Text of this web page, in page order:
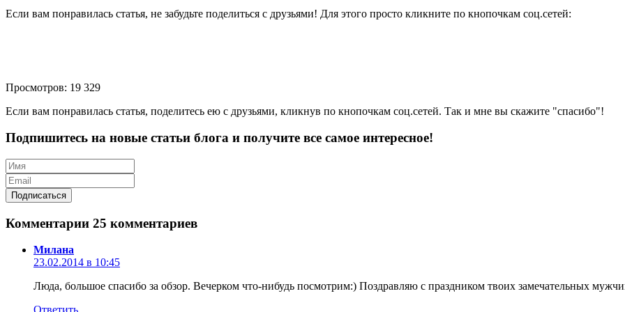
Если вам понравилась статья, не забудьте поделиться с друзьями! Для этого просто кликните по кнопочкам соц.сетей:
Просмотров: 19 329
Если вам понравилась статья, поделитесь ею с друзьями, кликнув по кнопочкам соц.сетей. Так и мне вы скажите "спасибо"!
Подпишитесь на новые статьи блога и получите все самое интересное!
Комментарии 25 комментариев
Милана
23.02.2014 в 10:45
Люда, большое спасибо за обзор. Вечерком что-нибудь посмотрим:) Поздравляю с праздником твоих замечательных